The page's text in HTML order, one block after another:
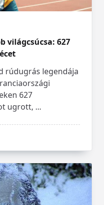
világcsúcsa: 627
rúdugrás legendája
627
ugrott, ...